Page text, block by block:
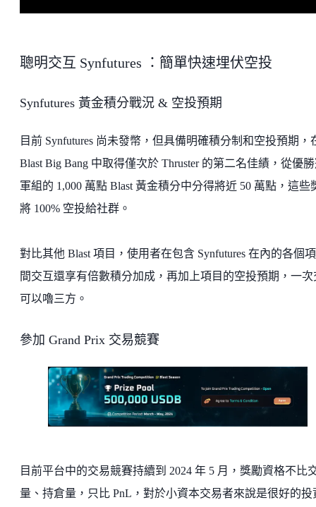
聰明交互 Synfutures ：簡單快速埋伏空投
Synfutures 黃金積分戰況 & 空投預期
目前 Synfutures 尚未發幣，但具備明確積分制和空投預期，
Blast Big Bang 中取得僅次於 Thruster 的第二名佳績，從優
軍組的 1,000 萬點 Blast 黃金積分中分得將近 50 萬點，這些
將 100% 空投給社群。
對比其他 Blast 項目，使用者在包含 Synfutures 在內的各個
間交互還享有倍數積分加成，再加上項目的空投預期，一次
可以嚕三方。
參加 Grand Prix 交易競賽
目前平台中的交易競賽持續到 2024 年 5 月，獎勵資格不比
量、持倉量，只比 PnL，對於小資本交易者來說是很好的投